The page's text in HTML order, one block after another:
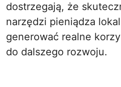
dostrzegają, że
narzędzi pieniądza
generować realne
do dalszego rozwoju.